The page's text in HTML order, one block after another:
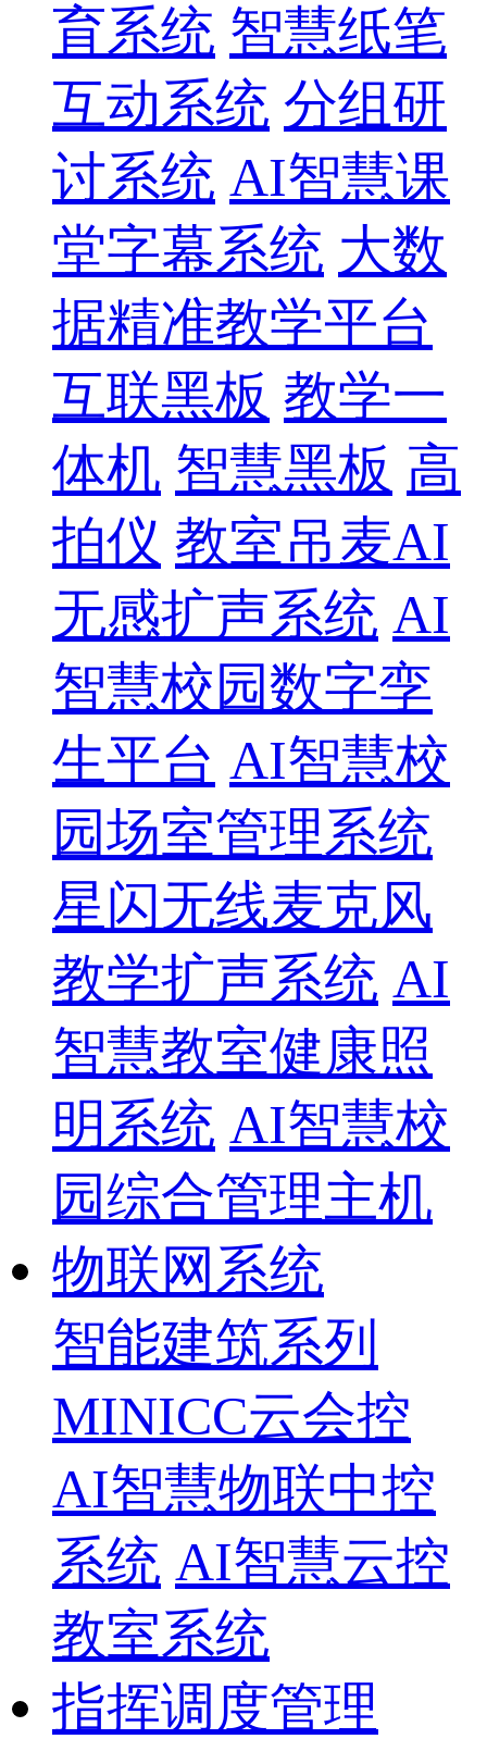
育系统 智慧纸笔
互动系统 分组研
讨系统 AI智慧课
堂字幕系统 大数
据精准教学平台
互联黑板 教学一
体机 智慧黑板 高
拍仪 教室吊麦AI
无感扩声系统 AI
智慧校园数字孪
生平台 AI智慧校
园场室管理系统
星闪无线麦克风
教学扩声系统 AI
智慧教室健康照
明系统 AI智慧校
园综合管理主机
物联网系统
智能建筑系列
MINICC云会控
AI智慧物联中控
系统 AI智慧云控
教室系统
指挥调度管理